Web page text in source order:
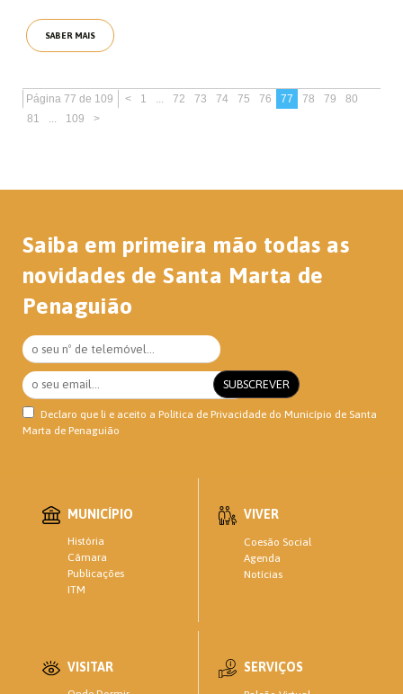
SABER MAIS
Página 77 de 109 < 1 ... 72 73 74 75 76 77 78 79
80
81
... 109 >
Saiba em primeira mão todas as
novidades de Santa Marta de
Penaguião
Declaro que li e aceito a Política de Privacidade do Município de Santa
Marta de Penaguião
MUNICÍPIO
História
Câmara
Publicações
ITM
VIVER
Coesão Social
Agenda
Notícias
VISITAR SERVIÇOS